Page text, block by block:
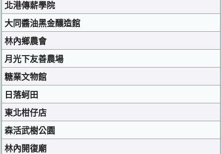
北港傳薪學院
大同醬油黑金釀造館
林內鄉農會
月光下友善農場
糖業文物館
日落蚵田
東北柑仔店
森活武樹公園
林內開復廟